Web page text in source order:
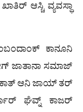
ಆಸ್ಚಿ ವ್ಯವಸ್ಥಾ
ಕಾನೂನಿ
ಜಾತಾನಾ ಸಮಾಜ್
ಆನಿ ಜಾಯ್ ತರ್
ಘೆವ್ನ್ ಕಾಜರ್